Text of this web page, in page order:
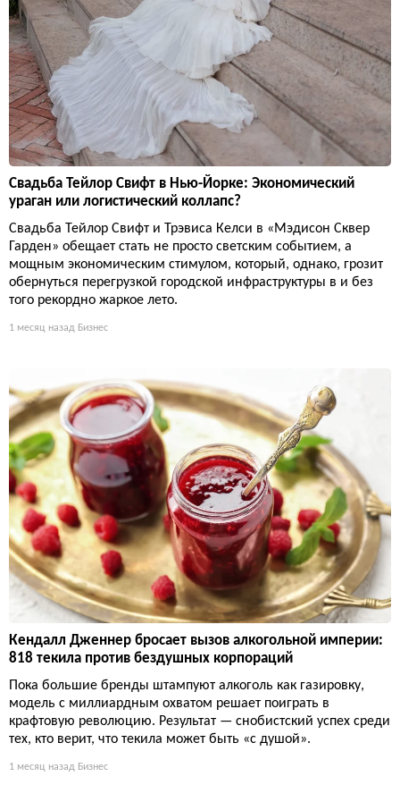
Свадьба Тейлор Свифт в Нью-Йорке: Экономический
ураган или логистический коллапс?
Свадьба Тейлор Свифт и Трэвиса Келси в «Мэдисон Сквер
Гарден» обещает стать не просто светским событием, а
мощным экономическим стимулом, который, однако, грозит
обернуться перегрузкой городской инфраструктуры в и без
того рекордно жаркое лето.
1 месяц назад Бизнес
Кендалл Дженнер бросает вызов алкогольной империи:
818 текила против бездушных корпораций
Пока большие бренды штампуют алкоголь как газировку,
модель с миллиардным охватом решает поиграть в
крафтовую революцию. Результат — снобистский успех среди
тех, кто верит, что текила может быть «с душой».
1 месяц назад Бизнес